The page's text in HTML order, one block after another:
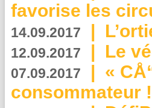
favorise les
14.09.2017 |
12.09.2017 | Le
07.09.2017 | «
consommateur !